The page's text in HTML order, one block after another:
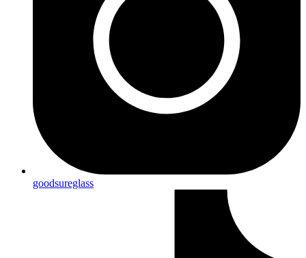
goodsureglass